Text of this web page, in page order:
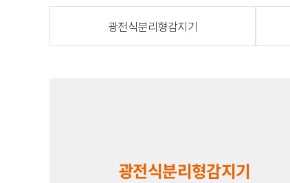
광전식분리형감지기
광전식분리형감지기